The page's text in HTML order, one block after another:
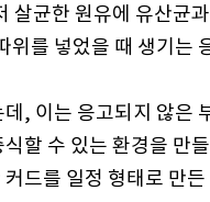
살균한 원유에 유산균
를 넣었을 때 생기는
, 이는 응고되지 않은
할 수 있는 환경을 만
드를 일정 형태로 만